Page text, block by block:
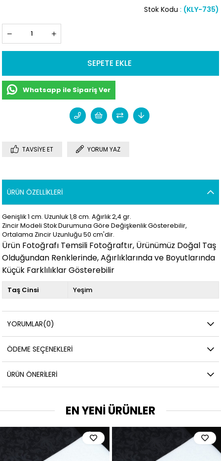
(KLY-735)
Stok Kodu
Whatsapp ile Sipariş Ver
TAVSIYE ET YORUM YAZ
ÜRÜN ÖZELLIKLERI
Genişlik 1 cm. Uzunluk 1,8 cm. Ağırlık 2,4 gr.
Zincir Modeli Stok Durumuna Göre Değişkenlik Gösterebilir,
Ortalama Zincir Uzunluğu 50 cm'dir.
Ürün Fotoğrafı Temsili Fotoğraftır, Ürünümüz Doğal Taş
Olduğundan Renklerinde, Ağırlıklarında ve Boyutlarında
Küçük Farklılıklar Gösterebilir
Taş Cinsi Yeşim
YORUMLAR(0)
ÖDEME SEÇENEKLERI
ÜRÜN ÖNERILERI
EN YENİ ÜRÜNLER